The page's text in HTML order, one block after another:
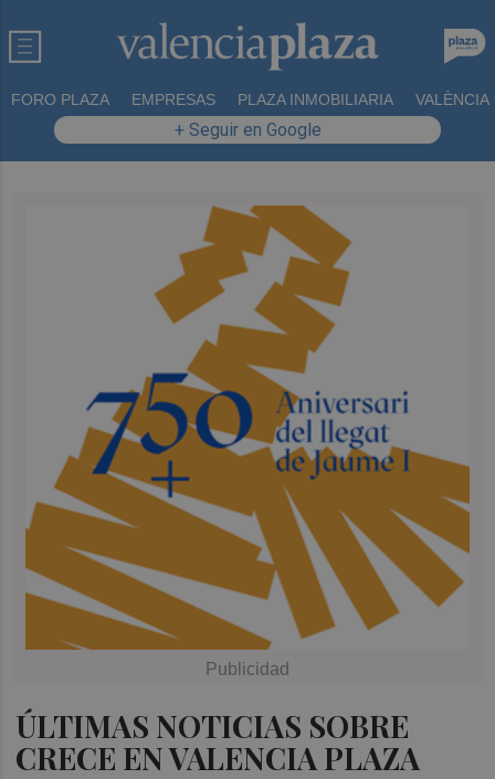
FORO PLAZA EMPRESAS PLAZA INMOBILIARIA VALÈNCIA
+ Seguir en Google
ÚLTIMAS NOTICIAS SOBRE
CRECE EN VALENCIA PLAZA